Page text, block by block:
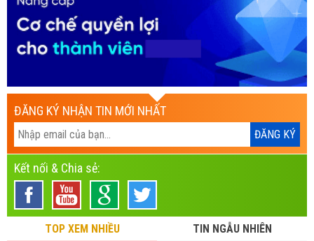
ĐĂNG KÝ NHẬN TIN MỚI NHẤT
Kết nối & Chia sẻ:
TOP XEM NHIỀU
TIN NGẪU NHIÊN